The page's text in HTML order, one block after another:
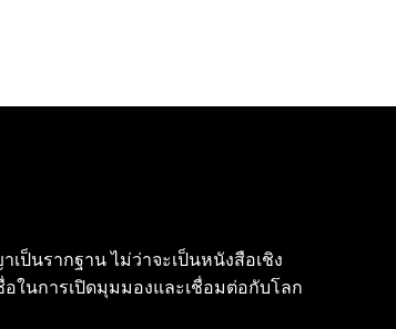
ป็นรากฐาน ไม่ว่าจะเป็นหนังสือเชิง
ในการเปิดมุมมองและเชื่อมต่อกับโลก